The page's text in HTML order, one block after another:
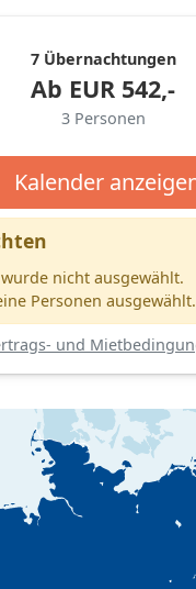
7 Übernachtungen
Ab EUR 542,-
3 Personen
Kalender
nicht ausgewählt.
Personen ausgewählt.
und